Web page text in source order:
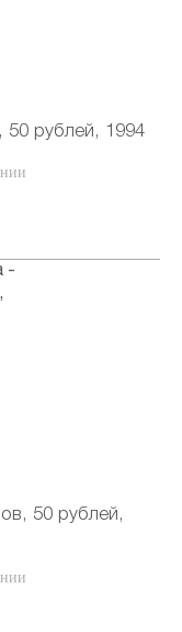
50 рублей, 1994
50 рублей,